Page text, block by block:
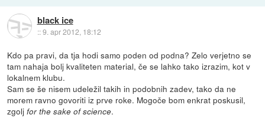
black ice
::9. apr 2012, 18:12
Kdo pa pravi, da tja hodi samo poden od podna? Zelo verjetno se
tam nahaja bolj kvaliteten material, če se lahko tako izrazim, kot v
lokalnem klubu.
Sam se še nisem udeležil takih in podobnih zadev, tako da ne
morem ravno govoriti iz prve roke. Mogoče bom enkrat poskusil,
zgoljfor the sake of science.